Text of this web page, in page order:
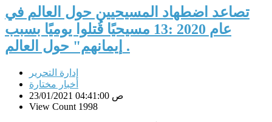
تصاعد اضطهاد المسيحيين حول العالم في
عام 2020 :13 مسيحيًا قُتلوا يوميًا بسبب
إيمانهم" حول العالم .
إدارة التحرير
أخبار مختارة
23/01/2021 04:41:00 ص
View Count 1998